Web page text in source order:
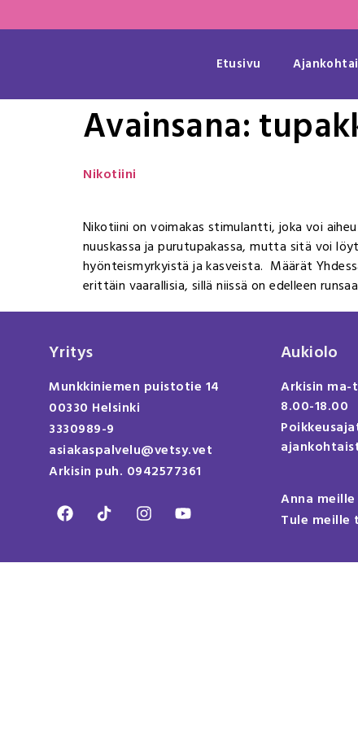
Etusivu
Avainsana:
Nikotiini
Nikotiini on voimakas stimulantti, joka voi
nuuskassa ja purutupakassa, mutta sitä voi
hyönteismyrkyistä ja kasveista. Määrät
erittäin vaarallisia, sillä niissä on edelleen
Yritys
Munkkiniemen puistotie 14
00330 Helsinki
3330989-9
asiakaspalvelu@vetsy.vet
Arkisin puh. 0942577361
Aukiolo
Arkisin
8.00-18.00
Anna
Tule meille